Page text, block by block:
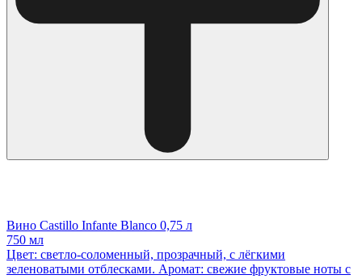
Вино Castillo Infante Blanco 0,75 л
750 мл
Цвет: светло-соломенный, прозрачный, с лёгкими
зеленоватыми отблесками. Аромат: свежие фруктовые ноты с